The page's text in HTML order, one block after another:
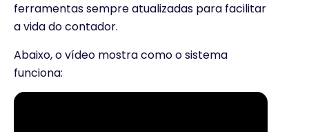
ferramentas sempre atualizadas para facilitar
a vida do contador.
Abaixo, o vídeo mostra como o sistema
funciona: